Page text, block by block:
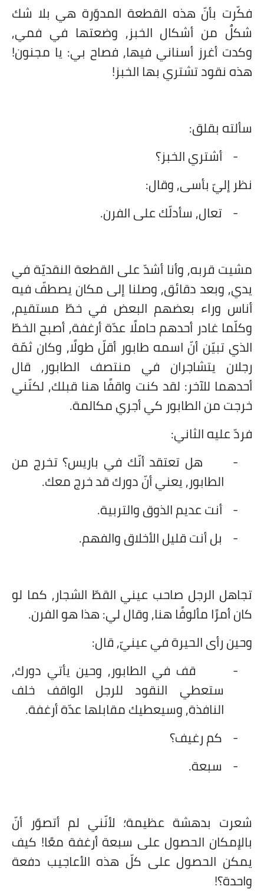
فكّرت بأنّ هذه القطعة المدوّرة هي بلا شك
شكلٌ من أشكال الخبز, وضعتها في فمي,
وكدت أغرز أسناني فيها, فصاح بي: يا مجنون!
هذه نقود تشتري بها الخبز!
سألته بقلق:
- أشتري الخبز؟
نظر إليّ بأسى, وقال:
- تعال, سأدلّك على الفرن.
مشيت قربه, وأنا أشدّ على القطعة النقديّة في
يدي, وبعد دقائق, وصلنا إلى مكان يصطفّ فيه
أناس وراء بعضهم البعض في خطّ مستقيم,
وكلّما غادر أحدهم حاملًا عدّة أرغفة, أصبح الخطّ
الذي تبيّن أنّ اسمه طابور أقلّ طولًا, وكان ثمّة
رجلان يتشاجران في منتصف الطابور, قال
أحدهما للآخر: لقد كنت واقفًا هنا قبلك, لكنّني
خرجت من الطابور كي أجري مكالمة.
فردّ عليه الثاني:
-
هل تعتقد أنّك في باريس؟ تخرج من
الطابور, يعني أنّ دورك قد خرج معك.
- أنت عديم الذوق والتربية.
- بل أنت قليل الأخلاق والفهم.
تجاهل الرجل صاحب عيني القطّ الشجار, كما لو
كان أمرًا مألوفًا هنا, وقال لي: هذا هو الفرن.
وحين رأى الحيرة في عينيّ, قال:
-
قف في الطابور, وحين يأتي دورك,
ستعطي النقود للرجل الواقف خلف
النافذة, وسيعطيك مقابلها عدّة أرغفة.
- كم رغيف؟
- سبعة.
شعرت بدهشة عظيمة؛ لأنّني لم أتصوّر أنّ
بالإمكان الحصول على سبعة أرغفة معًا! كيف
يمكن الحصول على كلّ هذه الأعاجيب دفعة
واحدة؟!